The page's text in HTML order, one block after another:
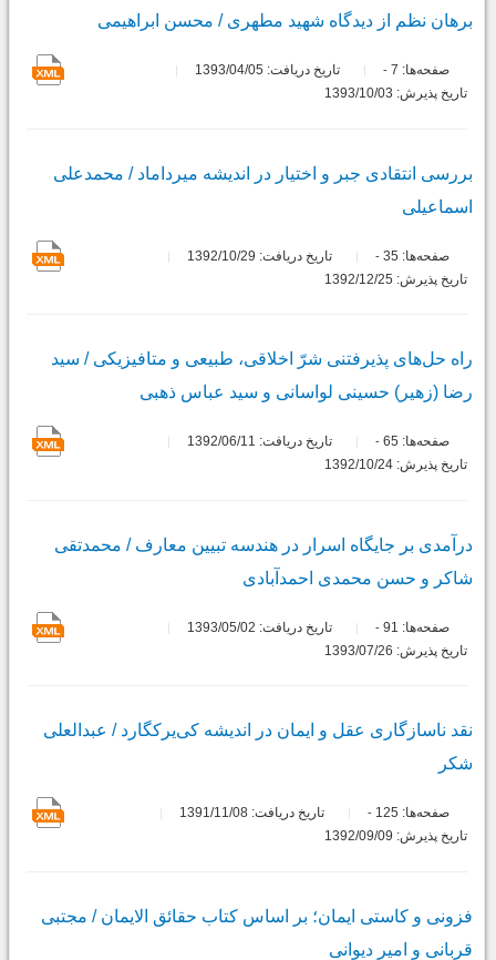
برهان نظم از دیدگاه شهید مطهری / محسن ابراهیمی
صفحه‌ها: 7
-
تاریخ دریافت: 1393/04/05
تاریخ پذیرش: 1393/10/03
بررسی انتقادی جبر و اختیار در اندیشه میرداماد / محمدعلی
اسماعیلی
صفحه‌ها: 35
-
تاریخ دریافت: 1392/10/29
تاریخ پذیرش: 1392/12/25
راه حل‌های پذیرفتنی شرّ اخلاقی، طبیعی و متافیزیکی / سید
رضا (زهیر) حسینی لواسانی و سید عباس ذهبی
صفحه‌ها: 65
-
تاریخ دریافت: 1392/06/11
تاریخ پذیرش: 1392/10/24
درآمدی بر جایگاه اسرار در هندسه تبیین معارف / محمدتقی
شاکر و حسن محمدی احمدآبادی
صفحه‌ها: 91
-
تاریخ دریافت: 1393/05/02
تاریخ پذیرش: 1393/07/26
نقد ناسازگاری عقل و ایمان در اندیشه کی‌یرکگارد / عبدالعلی
شکر
صفحه‌ها: 125
-
تاریخ دریافت: 1391/11/08
تاریخ پذیرش: 1392/09/09
فزونی و کاستی ایمان؛ بر اساس کتاب حقائق الایمان / مجتبی
قربانی و امیر دیوانی